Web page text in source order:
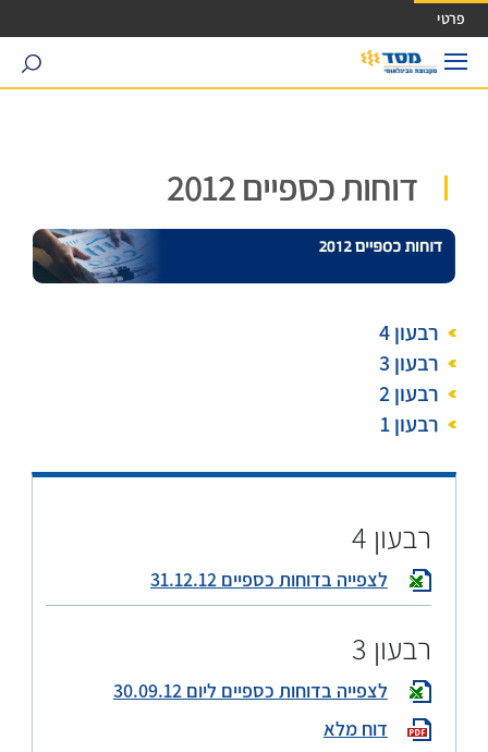
גישה ישירה לכפתור כניסה לחשבונך
פרטי
search
דוחות כספיים 2012
רבעון 4
רבעון 3
רבעון 2
רבעון 1
רבעון 4
לצפייה בדוחות כספיים 31.12.12
רבעון 3
לצפייה בדוחות כספיים ליום 30.09.12
דוח מלא